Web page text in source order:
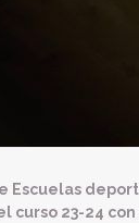
Escuelas
curso 23-24